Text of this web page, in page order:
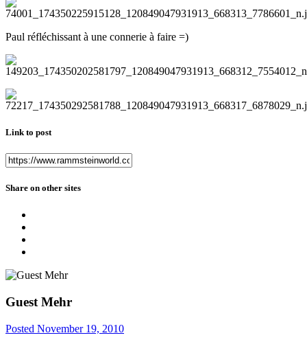
Paul réfléchissant à une connerie à faire =)
Link to post
Share on other sites
Guest Mehr
Posted November 19, 2010